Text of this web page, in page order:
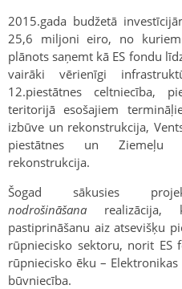
2015.gada budžetā
25,6 miljoni eiro, no
plānots saņemt kā ES fondu
vairāki vērienīgi
12.piestātnes celtniecība,
teritorijā esošajiem
izbūve un rekonstrukcija,
piestātnes un Ziemeļu
rekonstrukcija.
Šogad sākusies
nodrošināšana realizācija,
pastiprināšanu aiz atsevišķu
rūpniecisko sektoru, norit ES
rūpniecisko ēku –
būvniecība.